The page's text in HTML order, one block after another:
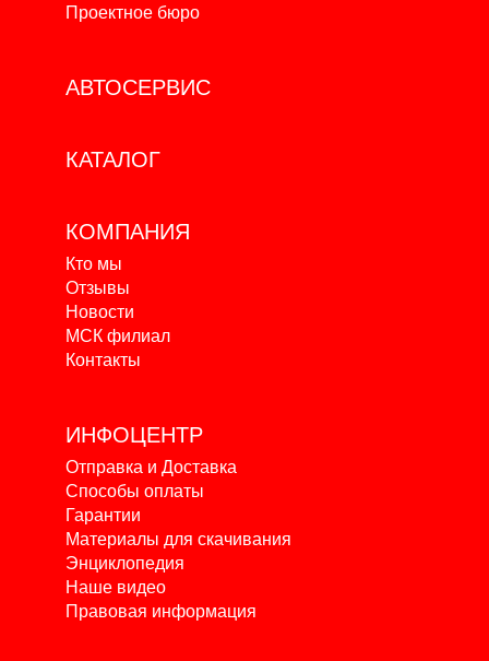
Проектное бюро
АВТОСЕРВИС
КАТАЛОГ
КОМПАНИЯ
Кто мы
Отзывы
Новости
МСК филиал
Контакты
ИНФОЦЕНТР
Отправка и Доставка
Способы оплаты
Гарантии
Материалы для скачивания
Энциклопедия
Наше видео
Правовая информация